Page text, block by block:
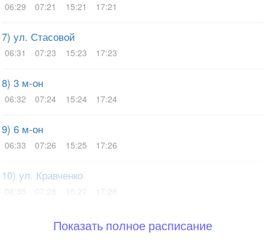
06:29 07:21 15:21 17:21
7) ул. Стасовой
06:31 07:23 15:23 17:23
8) 3 м-он
06:32 07:24 15:24 17:24
9) 6 м-он
06:33 07:26 15:25 17:26
10) ул. Кравченко
Показать полное расписание